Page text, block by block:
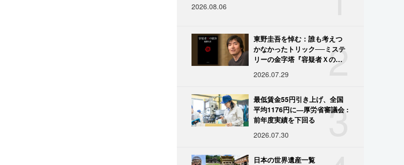
2026.08.06
2
東野圭吾を悼む：誰も考えつ
かなかったトリック──ミステ
リーの金字塔『容疑者Ｘの献
2026.07.29
3
最低賃金55円引き上げ、全国
平均1176円に―厚労省審議会 :
前年度実績を下回る
2026.07.30
日本の世界遺産一覧